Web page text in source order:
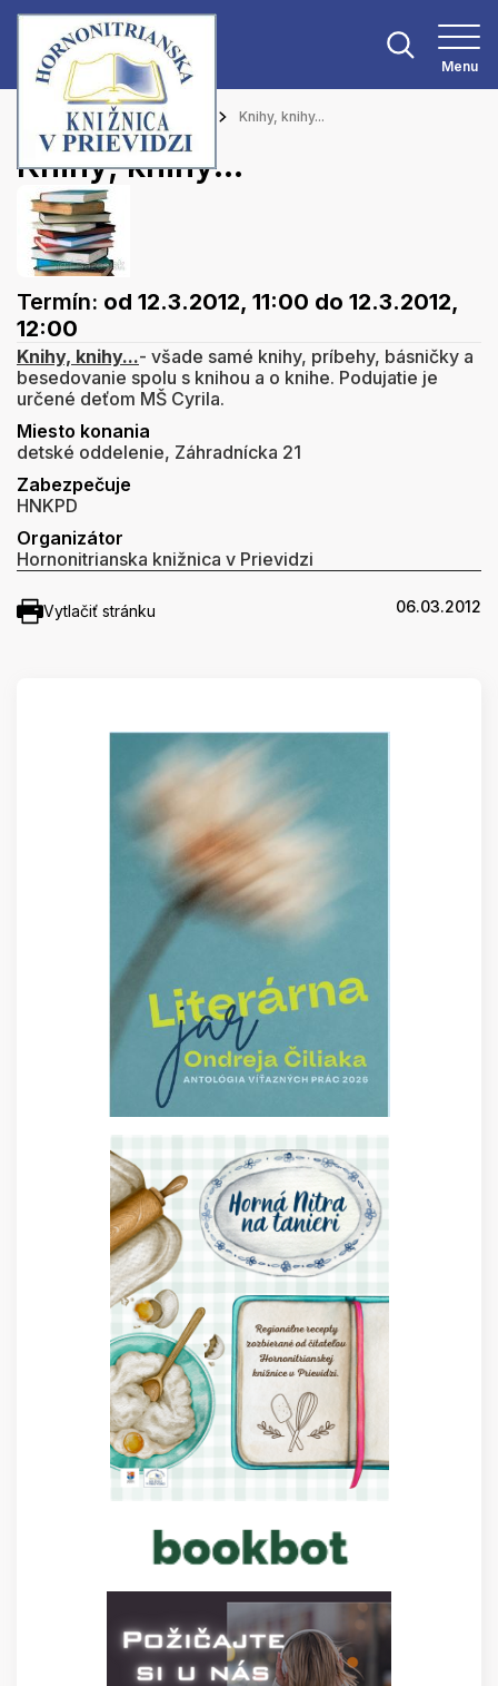
Menu
Hlavná stránka Podujatia Knihy, knihy...
Knihy, knihy...
Termín: od 12.3.2012, 11:00 do 12.3.2012,
12:00
Knihy, knihy...- všade samé knihy, príbehy, básničky a
besedovanie spolu s knihou a o knihe. Podujatie je
určené deťom MŠ Cyrila.
Miesto konania
detské oddelenie, Záhradnícka 21
Zabezpečuje
HNKPD
Organizátor
Hornonitrianska knižnica v Prievidzi
Vytlačiť stránku 06.03.2012